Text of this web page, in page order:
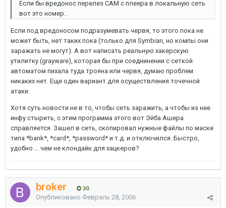
Если бы вредонос перелез САМ с плеера в локальную сеть
вот это номер..
Если под вредоносом подразумевать червя, то этого пока не
может быть, нет таких пока (только для Symbian, но компы они
заражать не могут). А вот написать реальную хакерскую
утилитку (grayware), которая бы при соеднинении с сеткой
автоматом пихала туда трояна или червя, думаю проблем
никаких нет. Еще один вариант для осуществления точечной
атаки.
Хотя суть новости не в то, чтобы сеть заражить, а чтобы из нее
инфу стырить, с этим программа этого вот Эйба Ашера
справляется. Зашел в сеть, скопировал нужные файлы по маске
типа *bank*, *card*, *password* и т.д. и отключился. Быстро,
удобно ... чем не клондайк для хацкеров?
broker 30
Опубликовано Февраль 28, 2006